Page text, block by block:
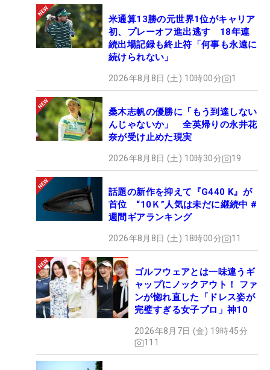
米通算13勝の元世界1位がキャリア
初、プレーオフ進出逃す 18年連
続出場記録も終止符「何事も永遠に
続けられない」
2026年8月8日 (土) 10時00分 1
桑木志帆の優勝に「もう到達しない
んじゃないか」 全英帰りの永井花
奈が受け止めた現実
2026年8月8日 (土) 10時30分 19
話題の新作を抑えて『G440 K』が
首位 “10Ｋ”人気は未だに継続中 #
週間ギアランキング
2026年8月8日 (土) 18時00分 11
ゴルフウェアとは一味違うギ
ャップにノックアウト！ ファ
ンが惚れ直した「ドレス姿が
完璧すぎる女子プロ」神10
2026年8月7日 (金) 19時45分
111